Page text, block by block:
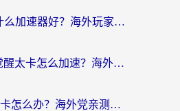
国外玩BanG用什么加速器好？海外玩家亲测的国服游戏加速终极方案
哈利波特·魔法觉醒太卡怎么加速？海外党亲测有效的国服游戏加速指南
美国玩剑与远征卡怎么办？海外党亲测有效的国服游戏加速指南